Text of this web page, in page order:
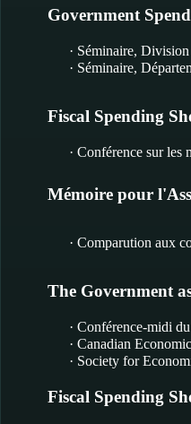
Government
· Séminaire,
· Séminaire,
Fiscal Spending
· Conférence sur
Mémoire pour
· Comparution aux
The Government
· Conférence-midi
· Canadian
· Society for
Fiscal Spending